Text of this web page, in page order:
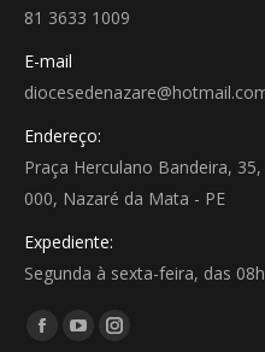
81 3633 1009
E-mail
Endereço:
Praça Herculano Bandeira,
000, Nazaré da Mata - PE
Expediente:
Segunda à sexta-feira, das
Encontre-nos em:
Facebook
YouTubeInstagram